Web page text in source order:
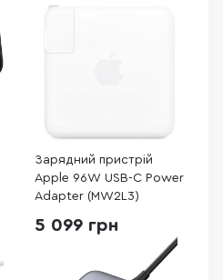
Зарядний пристрій
Apple 96W USB-C Power
Adapter (MW2L3)
5 099 грн